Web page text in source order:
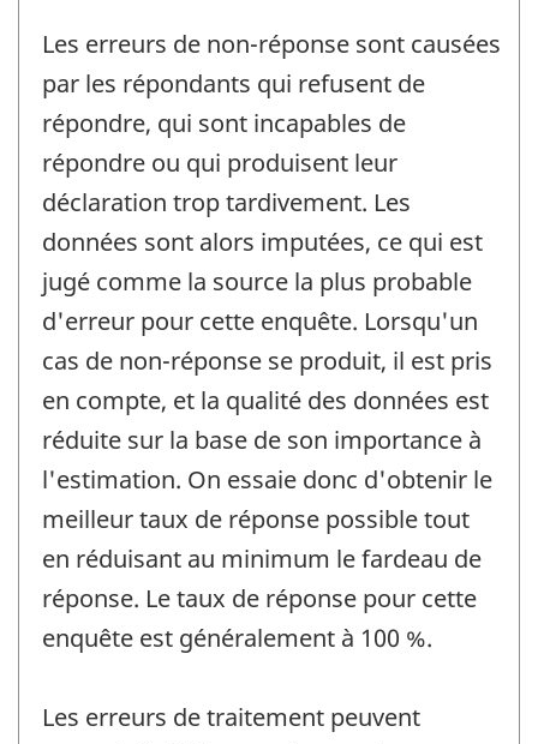
Les erreurs de non-réponse sont causées
par les répondants qui refusent de
répondre, qui sont incapables de
répondre ou qui produisent leur
déclaration trop tardivement. Les
données sont alors imputées, ce qui est
jugé comme la source la plus probable
d'erreur pour cette enquête. Lorsqu'un
cas de non-réponse se produit, il est pris
en compte, et la qualité des données est
réduite sur la base de son importance à
l'estimation. On essaie donc d'obtenir le
meilleur taux de réponse possible tout
en réduisant au minimum le fardeau de
réponse. Le taux de réponse pour cette
enquête est généralement à 100 %.
Les erreurs de traitement peuvent